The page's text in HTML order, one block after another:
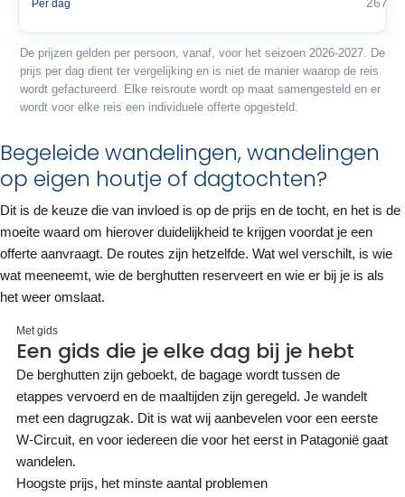
Per dag 267 €
De prijzen gelden per persoon, vanaf, voor het seizoen 2026-2027. De
prijs per dag dient ter vergelijking en is niet de manier waarop de reis
wordt gefactureerd. Elke reisroute wordt op maat samengesteld en er
wordt voor elke reis een individuele offerte opgesteld.
Begeleide wandelingen, wandelingen
op eigen houtje of dagtochten?
Dit is de keuze die van invloed is op de prijs en de tocht, en het is de
moeite waard om hierover duidelijkheid te krijgen voordat je een
offerte aanvraagt. De routes zijn hetzelfde. Wat wel verschilt, is wie
wat meeneemt, wie de berghutten reserveert en wie er bij je is als
het weer omslaat.
Met gids
Een gids die je elke dag bij je hebt
De berghutten zijn geboekt, de bagage wordt tussen de
etappes vervoerd en de maaltijden zijn geregeld. Je wandelt
met een dagrugzak. Dit is wat wij aanbevelen voor een eerste
W-Circuit, en voor iedereen die voor het eerst in Patagonië gaat
wandelen.
Hoogste prijs, het minste aantal problemen